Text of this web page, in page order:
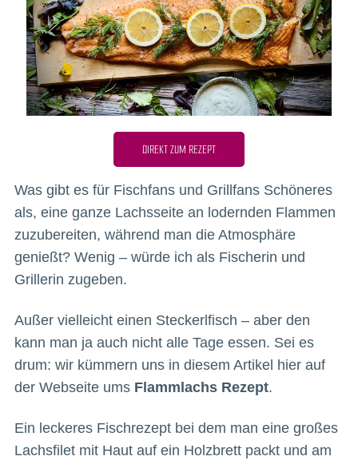
DIREKT ZUM REZEPT
Was gibt es für Fischfans und Grillfans Schöneres
als, eine ganze Lachsseite an lodernden Flammen
zuzubereiten, während man die Atmosphäre
genießt? Wenig – würde ich als Fischerin und
Grillerin zugeben.
Außer vielleicht einen Steckerlfisch – aber den
kann man ja auch nicht alle Tage essen. Sei es
drum: wir kümmern uns in diesem Artikel hier auf
der Webseite ums Flammlachs Rezept.
Ein leckeres Fischrezept bei dem man eine großes
Lachsfilet mit Haut auf ein Holzbrett packt und am